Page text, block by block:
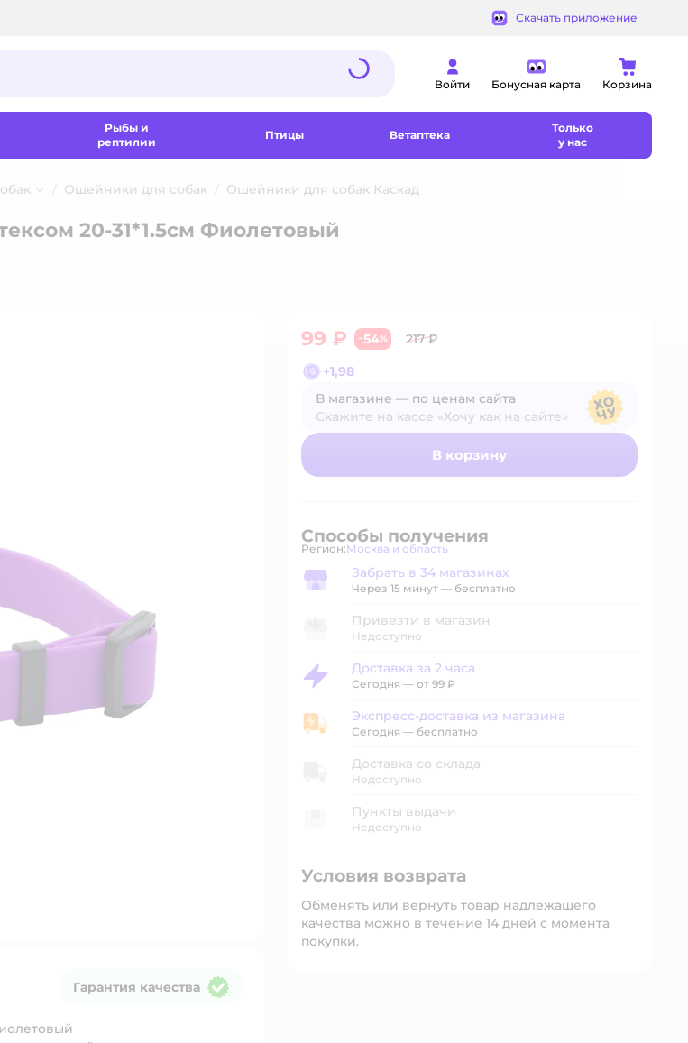
Скачать приложение
Войти Бонусная карта Корзина
Рыбы и
рептилии
Птицы Ветаптека
Только
у нас
Ошейники для собак Ошейники для собак Каскад
20-31*1.5см Фиолетовый
99 ₽ −54%
217 ₽
+1,98
В магазине — по ценам сайта
Скажите на кассе «Хочу как на сайте»
В магазине — по ценам сайта
В корзину
Способы получения
Регион: Выбор адреса доставки.
Москва и область
Забрать в магазине
Забрать в 34 магазинах
Через 15 минут — бесплатно
Привезти в магазин
Недоступно
Доставка за 2 часа
Доставка за 2 часа
Сегодня — от 99 ₽
Экспресс-доставка из магазина
Экспресс-доставка из магазина
Сегодня — бесплатно
Доставка со склада
Недоступно
Пункты выдачи
Недоступно
Условия возврата
Обменять или вернуть товар надлежащего
качества можно в течение 14 дней с момента
покупки.
Гарантия качества